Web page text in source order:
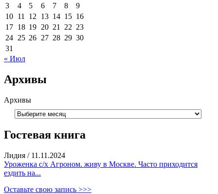
3
4 5 6 7 8
9
10 11 12 13 14 15 16
17 18 19 20 21 22 23
24 25 26 27 28 29 30
31
« Июл
Архивы
Архивы
Гостевая книга
Лидия / 11.11.2024
Уроженка с/х Агроном. живу в Москве. Часто приходится
ездить на...
Оставьте свою запись >>>